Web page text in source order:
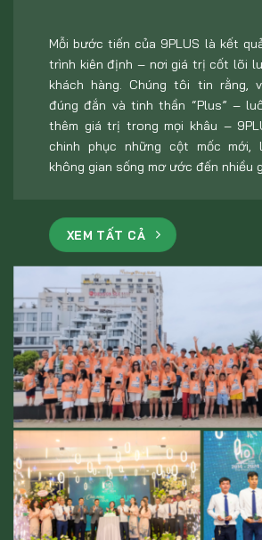
Mỗi bước tiến của 9PLUS là kết
trình kiên định – nơi giá trị cốt lõi
khách hàng. Chúng tôi tin rằng,
đúng đắn và tinh thần “Plus” –
thêm giá trị trong mọi khâu –
chinh phục những cột mốc mới,
không gian sống mơ ước đến nhiều
XEM TẤT CẢ